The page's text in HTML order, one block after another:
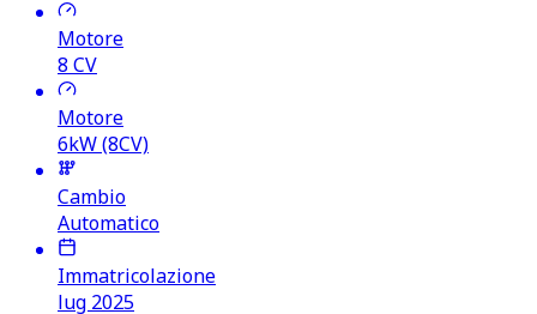
Motore
8 CV
Motore
6kW (8CV)
Cambio
Automatico
Immatricolazione
lug 2025